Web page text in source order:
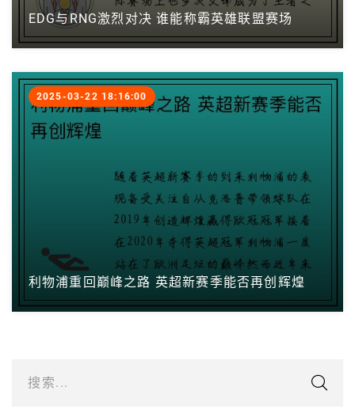
EDG与RNG激烈对决 谁能称霸英雄联盟赛场
利物浦重回巅峰之路 英超新赛季能否再创辉煌
2025-03-22 18:16:00
搜索...